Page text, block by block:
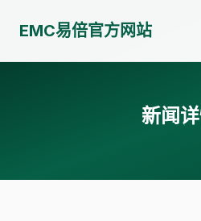
EMC易倍官方网站
新闻